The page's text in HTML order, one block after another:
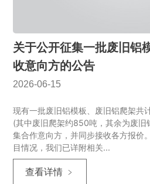
关于公开征集一批废旧铝
收意向方的公告
2026-06-15
现有一批废旧铝模板、废旧铝爬架共
(其中废旧爬架约850吨，其余为废旧
集合作意向方，并同步接收各方报价
目情况，我们已详附相关...
查看详情 ﹥